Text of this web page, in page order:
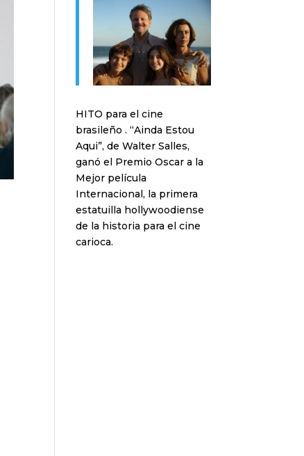
HITO para el cine
brasileño . “Ainda Estou
Aqui”, de Walter Salles,
ganó el Premio Oscar a la
Mejor película
Internacional, la primera
estatuilla hollywoodiense
de la historia para el cine
carioca.